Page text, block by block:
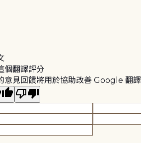
個翻譯評分
意見回饋將用於協助改善 Google 翻